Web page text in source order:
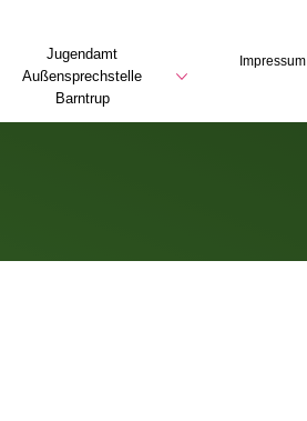
Jugendamt
Außensprechstelle
Barntrup
Impressum